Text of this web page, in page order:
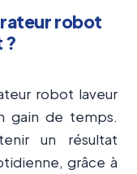
robot
?
robot laveur
gain de temps.
un résultat
grâce à